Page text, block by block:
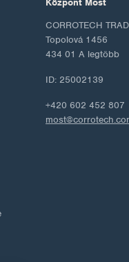
Központ Most
CORROTECH
Topolová 1456
434 01 A legtöbb
ID: 25002139
+420 602 452 807